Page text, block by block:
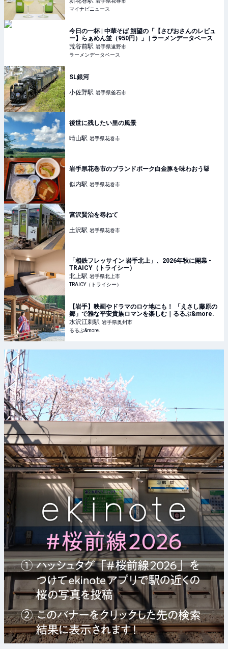
マイナビニュース
今日の一杯 | 中華そば 朔望の「【さぴおさんのレビュ
ー】らぁめん並（950円）」 | ラーメンデータベース
荒谷前駅 岩手県遠野市
ラーメンデータベース
SL銀河
小佐野駅 岩手県釜石市
後世に残したい里の風景
晴山駅 岩手県花巻市
岩手県花巻市のブランドポーク白金豚を味わおう🐷
似内駅 岩手県花巻市
宮沢賢治を尋ねて
土沢駅 岩手県花巻市
「相鉄フレッサイン 岩手北上」、2026年秋に開業 -
TRAICY（トライシー）
北上駅 岩手県北上市
TRAICY（トライシー）
【岩手】映画やドラマのロケ地にも！ 「えさし藤原の
郷」で雅な平安貴族ロマンを楽しむ｜るるぶ&more.
水沢江刺駅 岩手県奥州市
るるぶ&more.